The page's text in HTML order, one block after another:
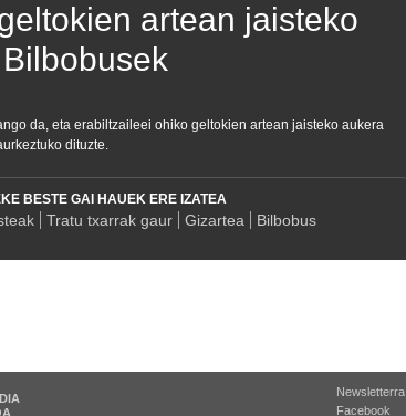
artean jaisteko
da, eta erabiltzaileei ohiko geltokien artean jaisteko aukera
dituzte.
BESTE GAI HAUEK ERE IZATEA
Tratu txarrak gaur Gizartea Bilbobus
Newsletterra
Facebook